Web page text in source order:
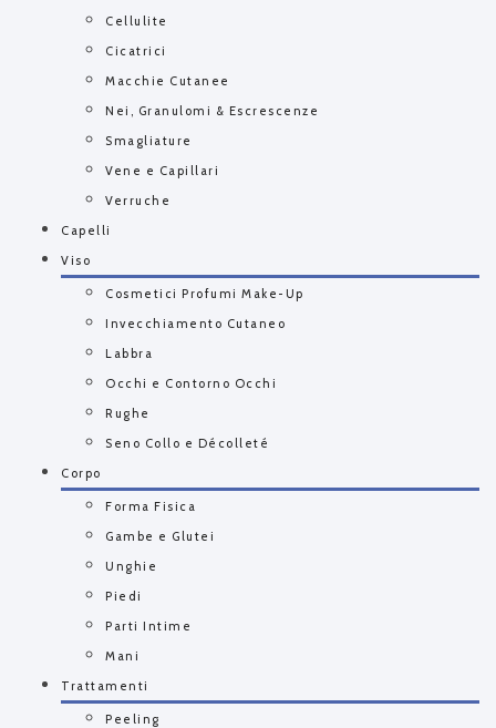
Cellulite
Cicatrici
Macchie Cutanee
Nei, Granulomi & Escrescenze
Smagliature
Vene e Capillari
Verruche
Capelli
Viso
Cosmetici Profumi Make-Up
Invecchiamento Cutaneo
Labbra
Occhi e Contorno Occhi
Rughe
Seno Collo e Décolleté
Corpo
Forma Fisica
Gambe e Glutei
Unghie
Piedi
Parti Intime
Mani
Trattamenti
Peeling